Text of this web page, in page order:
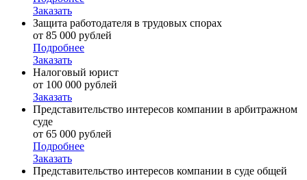
Заказать
Защита работодателя в трудовых спорах
от 85 000 рублей
Подробнее
Заказать
Налоговый юрист
от 100 000 рублей
Заказать
Представительство интересов компании в арбитражном
суде
от 65 000 рублей
Подробнее
Заказать
Представительство интересов компании в суде общей